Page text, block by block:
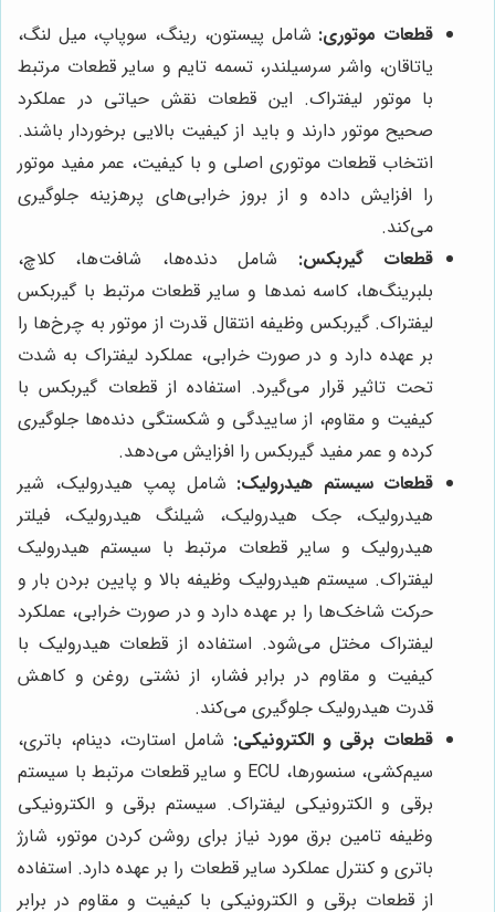
قطعات موتوری: شامل پیستون، رینگ، سوپاپ، میل لنگ،
یاتاقان، واشر سرسیلندر، تسمه تایم و سایر قطعات مرتبط
با موتور لیفتراک. این قطعات نقش حیاتی در عملکرد
صحیح موتور دارند و باید از کیفیت بالایی برخوردار باشند.
انتخاب قطعات موتوری اصلی و با کیفیت، عمر مفید موتور
را افزایش داده و از بروز خرابی‌های پرهزینه جلوگیری
می‌کند.
قطعات گیربکس: شامل دنده‌ها، شافت‌ها، کلاچ،
بلبرینگ‌ها، کاسه نمدها و سایر قطعات مرتبط با گیربکس
لیفتراک. گیربکس وظیفه انتقال قدرت از موتور به چرخ‌ها را
بر عهده دارد و در صورت خرابی، عملکرد لیفتراک به شدت
تحت تاثیر قرار می‌گیرد. استفاده از قطعات گیربکس با
کیفیت و مقاوم، از ساییدگی و شکستگی دنده‌ها جلوگیری
کرده و عمر مفید گیربکس را افزایش می‌دهد.
قطعات سیستم هیدرولیک: شامل پمپ هیدرولیک، شیر
هیدرولیک، جک هیدرولیک، شیلنگ هیدرولیک، فیلتر
هیدرولیک و سایر قطعات مرتبط با سیستم هیدرولیک
لیفتراک. سیستم هیدرولیک وظیفه بالا و پایین بردن بار و
حرکت شاخک‌ها را بر عهده دارد و در صورت خرابی، عملکرد
لیفتراک مختل می‌شود. استفاده از قطعات هیدرولیک با
کیفیت و مقاوم در برابر فشار، از نشتی روغن و کاهش
قدرت هیدرولیک جلوگیری می‌کند.
قطعات برقی و الکترونیکی: شامل استارت، دینام، باتری،
سیم‌کشی، سنسورها، ECU و سایر قطعات مرتبط با سیستم
برقی و الکترونیکی لیفتراک. سیستم برقی و الکترونیکی
وظیفه تامین برق مورد نیاز برای روشن کردن موتور، شارژ
باتری و کنترل عملکرد سایر قطعات را بر عهده دارد. استفاده
از قطعات برقی و الکترونیکی با کیفیت و مقاوم در برابر